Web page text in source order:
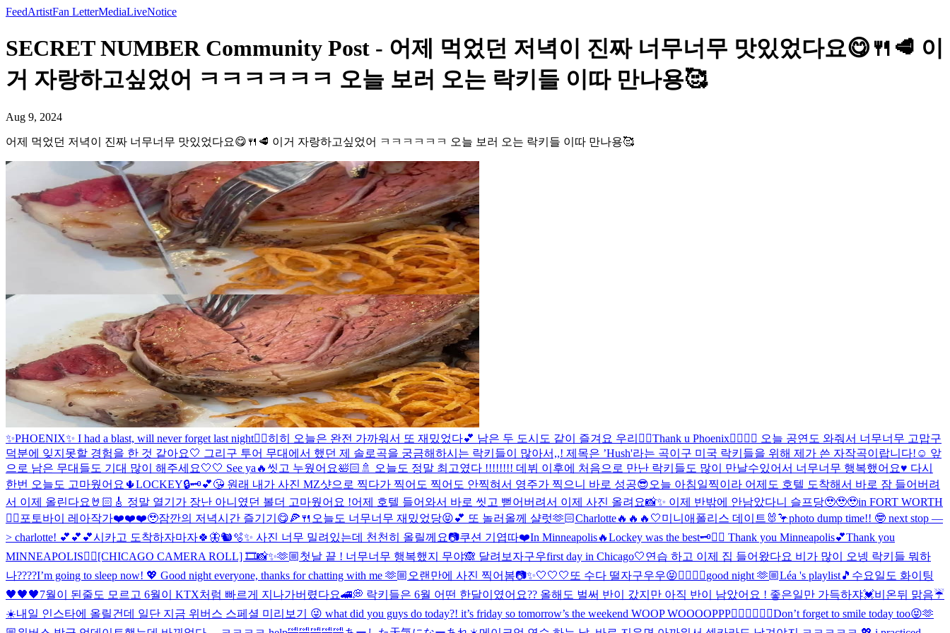
FeedArtistFan LetterMediaLiveNotice
SECRET NUMBER Community Post - 어제 먹었던 저녁이 진짜 너무너무 맛있었다요😋🍴🥩 이
거 자랑하고싶었어 ㅋㅋㅋㅋㅋㅋ 오늘 보러 오는 락키들 이따 만나용🥰
Aug 9, 2024
어제 먹었던 저녁이 진짜 너무너무 맛있었다요😋🍴🥩 이거 자랑하고싶었어 ㅋㅋㅋㅋㅋㅋ 오늘 보러 오는 락키들 이따 만나용🥰
✨PHOENIX✨ I had a blast, will never forget last night❤️‍🔥히히 오늘은 완전 가까워서 또 재밌었다💕 남은 두 도시도 같이 즐겨요 우리❤️‍🔥Thank u Phoenix🐦‍🔥🐦‍🔥 오늘 공연도 와줘서 너무너무 고맙구
덕분에 잊지못할 경험을 한 것 같아요🤍 그리구 투어 무대에서 했던 제 솔로곡을 궁금해하시는 락키들이 많아서,,! 제목은 ’Hush'라는 곡이구 미국 락키들을 위해 제가 쓴 자작곡이랍니다!☺️ 앞
으로 남은 무대들도 기대 많이 해주세요🤍🤍 See ya🔥 씻고 누웠어요🛀🏻🚿 오늘도 정말 최고였다 !!!!!!!! 데뷔 이후에 처음으로 만난 락키들도 많이 만날수있어서 너무너무 행복했어요♥️ 다시
한번 오늘도 고마웠어요🌵LOCKEY🔒🗝️💕😘 원래 내가 사진 MZ샷으로 찍다가 찍어도 찍어도 안찍혀서 영주가 찍으니 바로 성공😎오늘 아침일찍이라 어제도 호텔 도착해서 바로 잠 들어버려
서 이제 올린다요🤘🏻🎸 정말 열기가 장난 아니였던 볼더 고마웠어요 !어제 호텔 들어와서 바로 씻고 뻗어버려서 이제 사진 올려요📸✨ 이제 반밖에 안남았다니 슬프당🥹🥹🥹in FORT WORTH
❤️‍🔥 포토바이 레아작가❤️❤️❤️🥹잠깐의 저녁시간 즐기기😋🍕🍴 오늘도 너무너무 재밌었당😝💕 또 놀러올께 샬럿🫶🏻Charlotte🔥🔥🔥 🤍미니애폴리스 데이트🐰🦩photo dump time!! 🤓 next stop —
> charlotte! 💕💕💕시카고 도착하자마자🍀🦋🐿️🫧✨ 사진 너무 밀려있는데 천천히 올릴께요📷쿠션 기엽따❤️In Minneapolis🔥Lockey was the best🗝️👍🏻 Thank you Minneapolis💕Thank you
MINNEAPOLIS❤️‍🔥[CHICAGO CAMERA ROLL] 🎞️📸✨🫶🏼첫날 끝 ! 너무너무 행복했지 무야🙈 달려보자구우first day in Chicago🤍연습 하고 이제 집 들어왔다요 비가 많이 오넹 락키들 뭐하
나????I’m going to sleep now! 💖 Good night everyone, thanks for chatting with me 🫶🏼 오랜만에 사진 찍어봄📷✨🤍🤍🤍 또 수다 떨자구우우😝✌🏻✌🏻good night 🫶🏼Léa 's playlist🎵 수요일도 화이팅
🖤🖤🖤7월이 된줄도 모르고 6월이 KTX처럼 빠르게 지나가버렸다요🚄💭 락키들은 6월 어떤 한달이였어요?? 올해도 벌써 반이 갔지만 아직 반이 남았어요 ! 좋은일만 가득하쟈💓비온뒤 맑음☔️
☀️내일 인스타에 올릴건데 일단 지금 위버스 스페셜 미리보기 😜 what did you guys do today?! it’s friday so tomorrow’s the weekend WOOP WOOOOPPP❤️‍🔥❤️‍🔥❤️‍🔥Don’t forget to smile today too😝🫶